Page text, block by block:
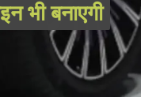
भी बनाएगी
भी बनाएगी